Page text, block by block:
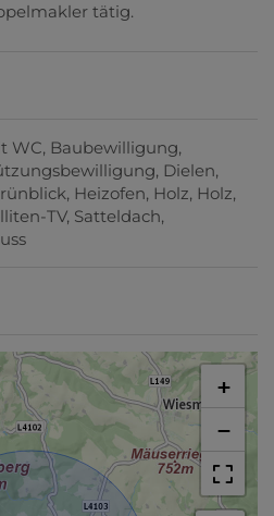
tätig.
WC Baubewilligung
Dielen
Heizofen Holz Holz
TV Satteldach
+
−